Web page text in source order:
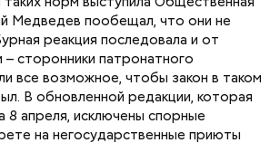
Медведев пообещал, что они не
реакция последовала и от
сторонники патронатного
все возможное, чтобы закон в таком
В обновленной редакции, которая
8 апреля, исключены спорные
на негосударственные приюты